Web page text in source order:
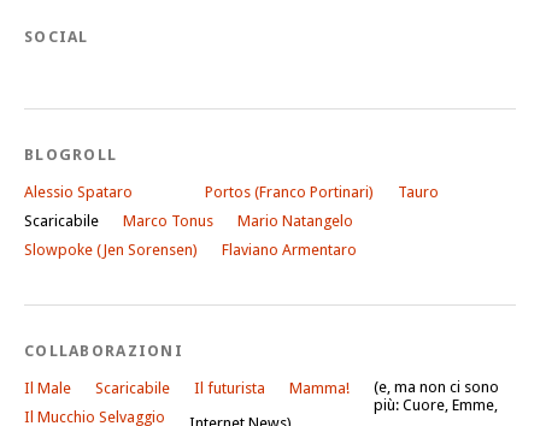
SOCIAL
BLOGROLL
Alessio Spataro Portos (Franco Portinari)
Tauro
Scaricabile
Marco Tonus
Mario Natangelo
Slowpoke (Jen Sorensen)
Flaviano Armentaro
COLLABORAZIONI
Il Male Scaricabile Il futurista
Mamma!
Il Mucchio Selvaggio
(e, ma non ci sono
più: Cuore, Emme,